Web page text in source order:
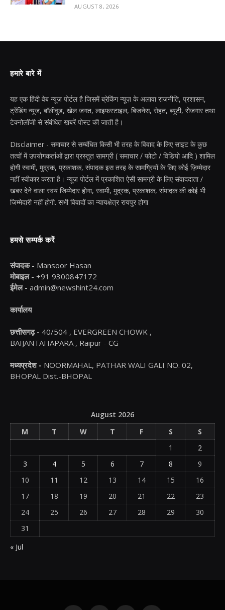
AUGUST 8, 2026
हमारे बारे में
यह एक हिंदी वेब न्यूज़ पोर्टल है जिसमें ब्रेकिंग न्यूज़ के अलावा राजनीति, प्रशासन,
ट्रेंडिंग न्यूज, बॉलीवुड, खेल जगत, लाइफस्टाइल, बिजनेस, सेहत, ब्यूटी, रोजगार तथा
टेक्नोलॉजी से संबंधित खबरें पोस्ट की जाती है।
Disclaimer - समाचार से सम्बंधित किसी भी तरह के विवाद के लिए साइट के कुछ
तत्वों में उपयोगकर्ताओं द्वारा प्रस्तुत सामग्री ( समाचार / फोटो / विडियो आदि ) शामिल
होगी स्वामी, मुद्रक, प्रकाशक, संपादक इस तरह के सामग्रियों के लिए कोई ज़िम्मेदार
नहीं स्वीकार करता है। न्यूज़ पोर्टल में प्रकाशित ऐसी सामग्री के लिए संवाददाता /
खबर देने वाला स्वयं जिम्मेदार होगा, स्वामी, मुद्रक, प्रकाशक, संपादक की कोई भी
जिम्मेदारी नहीं होगी. सभी विवादों का न्यायक्षेत्र रायपुर होगा
हमसे सम्पर्क करें
संपादक - Mansoor Hasan
मोबाइल - +91 9300847172
ईमेल - admin@newshint24.com
कार्यालय
छत्तीसगढ़ - 40/504 , EVERGREEN CHOWK ,
BAIJANTAHAPARA , Raipur - CG
मध्यप्रदेश - NOORMAHAL, PATHAR WALI GALI NO. 02,
BHOPAL Dist.-BHOPAL
August 2026
M
T W T F S
S
1
2
3
4 5 6 7 8
9
10
11 12 13 14 15
16
17
18 19 20 21 22
23
24
25 26 27 28 29
30
31
« Jul